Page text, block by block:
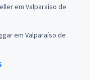
em Valparaíso de
em Valparaíso de